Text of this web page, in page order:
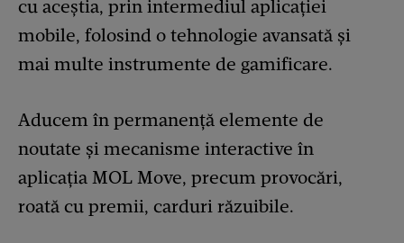
cu aceștia, prin intermediul aplicației
mobile, folosind o tehnologie avansată și
mai multe instrumente de gamificare.
Aducem în permanență elemente de
noutate și mecanisme interactive în
aplicația MOL Move, precum provocări,
roată cu premii, carduri răzuibile.